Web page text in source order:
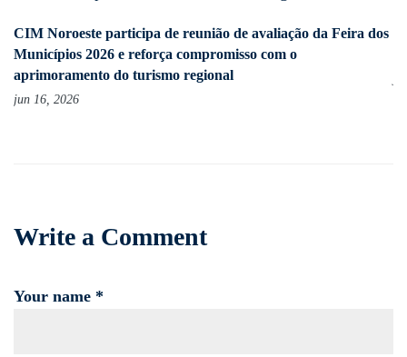
CIM Noroeste participa de reunião de avaliação da Feira dos
Municípios 2026 e reforça compromisso com o
aprimoramento do turismo regional
jun 16, 2026
Write a Comment
Your name *